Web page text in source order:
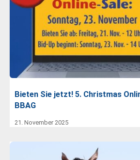
Bieten Sie jetzt! 5. Christmas
BBAG
21. November 2025